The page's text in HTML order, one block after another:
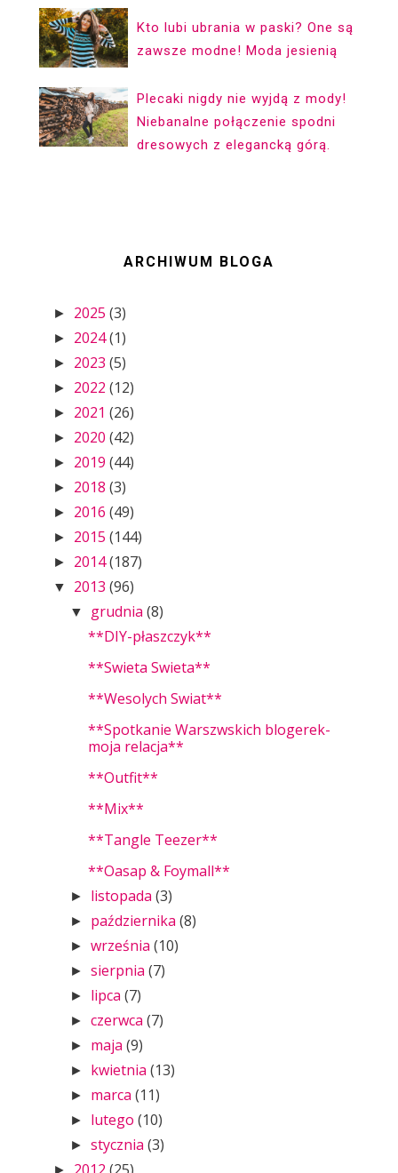
Kto lubi ubrania w paski? One są
zawsze modne! Moda jesienią
Plecaki nigdy nie wyjdą z mody!
Niebanalne połączenie spodni
dresowych z elegancką górą.
ARCHIWUM BLOGA
► 2025 (3)
► 2024(1)
► 2023 (5)
► 2022 (12)
► 2021 (26)
► 2020 (42)
► 2019 (44)
► 2018 (3)
► 2016 (49)
► 2015 (144)
► 2014(187)
▼ 2013 (96)
▼ grudnia(8)
**DIY-płaszczyk**
**Swieta Swieta**
**Wesolych Swiat**
**Spotkanie Warszwskich blogerek-
moja relacja**
**Outfit**
**Mix**
**Tangle Teezer**
**Oasap & Foymall**
► listopada(3)
► października(8)
►września(10)
►sierpnia(7)
► lipca(7)
►czerwca(7)
► maja(9)
► kwietnia(13)
► marca(11)
► lutego(10)
►stycznia(3)
►